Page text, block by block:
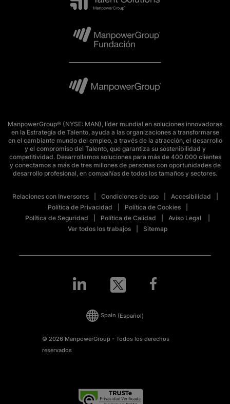
ManpowerGroup® (NYSE: MAN), líder mundial en soluciones innovadoras
en la Estrategia de Talento, ayuda a las organizaciones a transformarse
en el cambiante mundo del empleo, a través de la atracción, el desarrollo
y el compromiso del Talento, que garantiza su sostenibilidad y
competitividad. Desarrollamos soluciones para más de 400.000 clientes
y conectamos a más de tres millones de personas con oportunidades de
desarrollo profesional, en compañías de todos los tamaños y sectores.
Relaciones con Inversores Condiciones de uso
Accesibilidad
Política de Privacidad
Política de Cookies
Política de Seguridad
Política de Calidad
Aviso Legal
Ver todos los trabajos
Sitemap
© 2026 ManpowerGroup - Todos los derechos
reservados
Spain (Español)